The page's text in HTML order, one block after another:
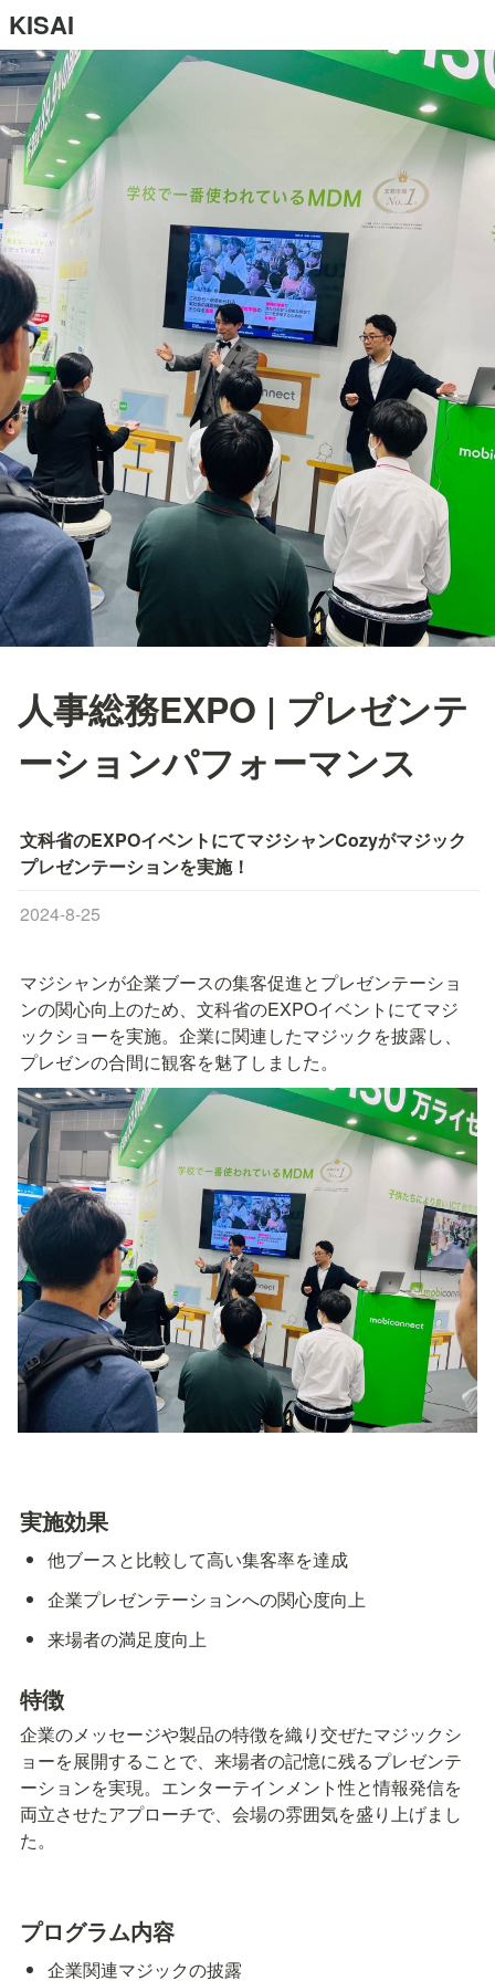
KISAI
人事総務EXPO | プレゼンテ
ーションパフォーマンス
文科省のEXPOイベントにてマジシャンCozyがマジック
プレゼンテーションを実施！
2024-8-25
マジシャンが企業ブースの集客促進とプレゼンテーショ
ンの関心向上のため、文科省のEXPOイベントにてマジ
ックショーを実施。企業に関連したマジックを披露し、
プレゼンの合間に観客を魅了しました。
実施効果
他ブースと比較して高い集客率を達成
企業プレゼンテーションへの関心度向上
来場者の満足度向上
特徴
企業のメッセージや製品の特徴を織り交ぜたマジックシ
ョーを展開することで、来場者の記憶に残るプレゼンテ
ーションを実現。エンターテインメント性と情報発信を
両立させたアプローチで、会場の雰囲気を盛り上げまし
た。
プログラム内容
企業関連マジックの披露